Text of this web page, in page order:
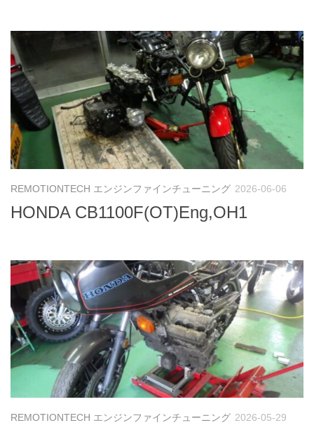
REMOTIONTECH エンジンファインチューニング 2026-06-06
HONDA CB1100F(OT)Eng,OH1
REMOTIONTECH エンジンファインチューニング 2026-05-29